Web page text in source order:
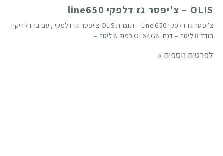
OLIS – צ'יפסר גז דלפקי line650
צ'יפסר גז דלפקי Line 650 – תוצרת OLIS צ'יפסר גז דלפקי , עם ברז לריקון
בודד 8 ליטר – דגם: OF64G8 כפול 8 ליטר –
לפרטים נוספים »